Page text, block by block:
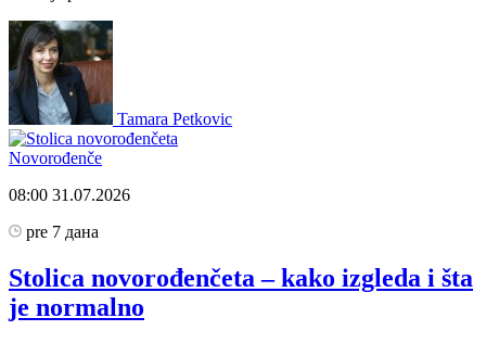
Tamara Petkovic
Novorođenče
08:00 31.07.2026
pre 7 дана
Stolica novorođenčeta – kako izgleda i šta
je normalno